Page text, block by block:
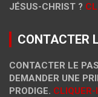
JÉSUS-CHRIST ?
CONTACTER
CONTACTER LE
DEMANDER UNE
PRODIGE. CLIQUER-